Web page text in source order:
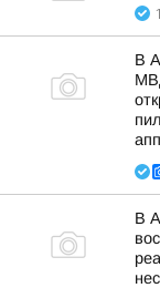
В
В